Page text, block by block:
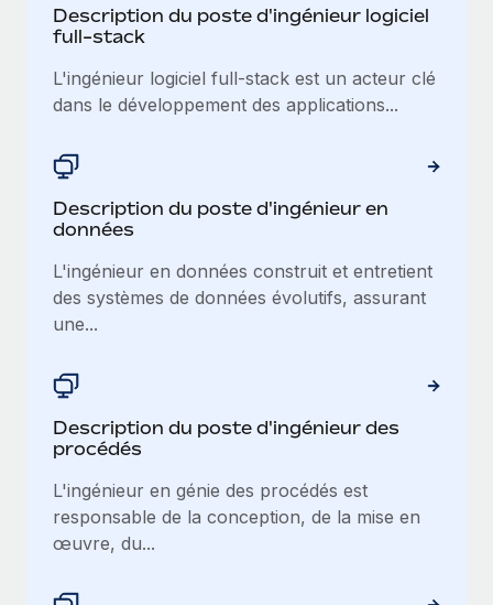
Création d’entité
Établissez des entités rapidement et en toute
conformité
Mobilité et déménagement international
employés
Avantages sociaux
Explorer le blog
BLOG
Mises à jour des produits de Remote :
Intégrations Gusto et Xero et Gestion des
Remote a toujours pour mission d'aider les entreprises de
En savoir plus
Comment Phiture gère ses 55 employés
répartis dans 19 pays grâce à Remote
Phiture, un leader notable du conseil en matière de
croissance mobile internationale, encourage les...
En savoir plus
Description du poste d'ingénieur logiciel
full-stack
L'ingénieur logiciel full-stack est un acteur clé
dans le développement des applications...
Description du poste d'ingénieur en
données
L'ingénieur en données construit et entretient
des systèmes de données évolutifs, assurant
une...
Description du poste d'ingénieur des
procédés
L'ingénieur en génie des procédés est
responsable de la conception, de la mise en
œuvre, du...